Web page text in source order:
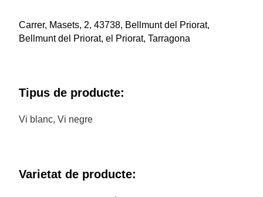
Carrer, Masets, 2, 43738, Bellmunt del Priorat,
Bellmunt del Priorat, el Priorat, Tarragona
Tipus de producte:
Vi blanc, Vi negre
Varietat de producte: